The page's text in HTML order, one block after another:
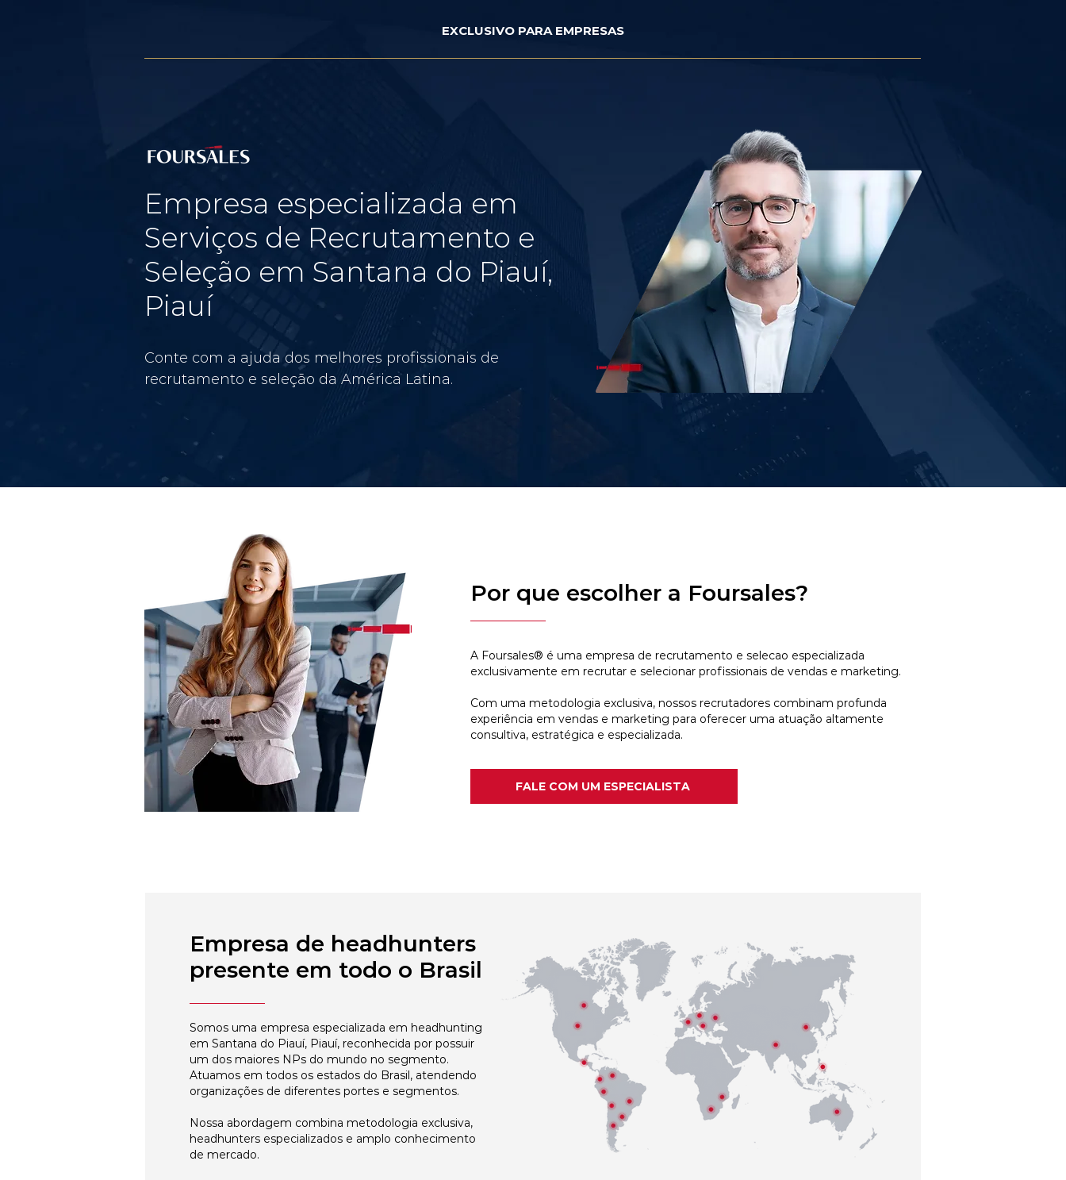
EXCLUSIVO PARA EMPRESAS
Empresa especializada em
Serviços de Recrutamento e
Seleção em Santana do Piauí,
Piauí
Conte com a ajuda dos melhores profissionais de
recrutamento e seleção da América Latina.
Por que escolher a Foursales?
A Foursales® é uma empresa de recrutamento e selecao especializada
exclusivamente em recrutar e selecionar profissionais de vendas e marketing.
Com uma metodologia exclusiva, nossos recrutadores combinam profunda
experiência em vendas e marketing para oferecer uma atuação altamente
consultiva, estratégica e especializada.
FALE COM UM ESPECIALISTA
Empresa de headhunters
presente em todo o Brasil
Somos uma empresa especializada em headhunting
em Santana do Piauí, Piauí, reconhecida por possuir
um dos maiores NPs do mundo no segmento.
Atuamos em todos os estados do Brasil, atendendo
organizações de diferentes portes e segmentos.
Nossa abordagem combina metodologia exclusiva,
headhunters especializados e amplo conhecimento
de mercado.